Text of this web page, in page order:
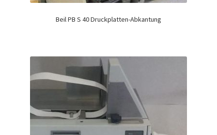
Beil PB S 40 Druckplatten-Abkantung